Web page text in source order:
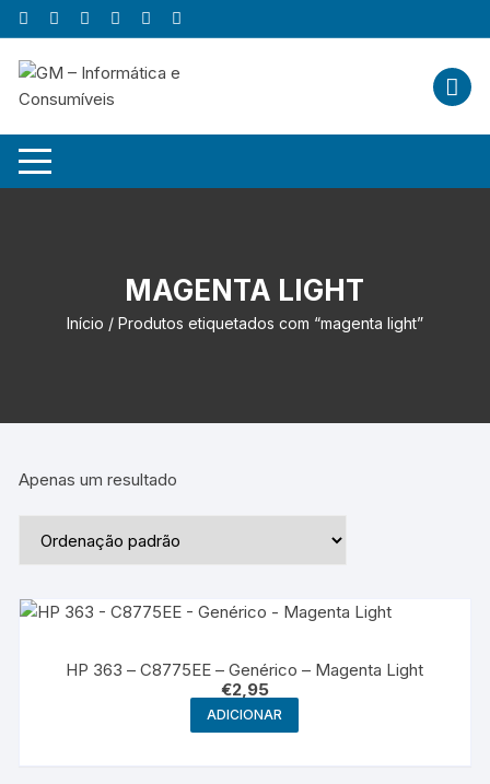
Skip
to
content
MAGENTA LIGHT
Início / Produtos etiquetados com “magenta light”
Apenas um resultado
HP 363 – C8775EE – Genérico – Magenta Light
€2,95
ADICIONAR